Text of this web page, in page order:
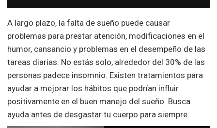
A largo plazo, la falta de sueño puede causar
problemas para prestar atención, modificaciones en el
humor, cansancio y problemas en el desempeño de las
tareas diarias. No estás solo, alrededor del 30% de las
personas padece insomnio. Existen tratamientos para
ayudar a mejorar los hábitos que podrían influir
positivamente en el buen manejo del sueño. Busca
ayuda antes de desgastar tu cuerpo para siempre.